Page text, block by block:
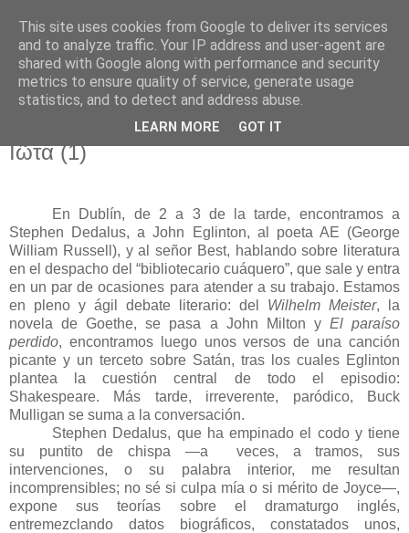
El pisapapeles de Karlsbad
Páginas de un escritor rural
martes, 14 de febrero de 2017
Iῶτα (1)
En Dublín, de 2 a 3 de la tarde, encontramos a
Stephen Dedalus, a John Eglinton, al poeta AE (George
William Russell), y al señor Best, hablando sobre literatura
en el despacho del “bibliotecario cuáquero”, que sale y entra
en un par de ocasiones para atender a su trabajo. Estamos
en pleno y ágil debate literario: del Wilhelm Meister, la
novela de Goethe, se pasa a John Milton y El paraíso
perdido, encontramos luego unos versos de una canción
picante y un terceto sobre Satán, tras los cuales Eglinton
plantea la cuestión central de todo el episodio:
Shakespeare. Más tarde, irreverente, paródico, Buck
Mulligan se suma a la conversación.
Stephen Dedalus, que ha empinado el codo y tiene
su puntito de chispa —a veces, a tramos, sus
intervenciones, o su palabra interior, me resultan
incomprensibles; no sé si culpa mía o si mérito de Joyce—,
expone sus teorías sobre el dramaturgo inglés,
entremezclando datos biográficos, constatados unos,
This site uses cookies from Google to deliver its services
and to analyze traffic. Your IP address and user-agent are
shared with Google along with performance and security
metrics to ensure quality of service, generate usage
statistics, and to detect and address abuse.
LEARN MORE GOT IT